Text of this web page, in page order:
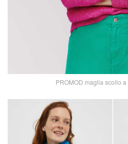
PROMOD maglia scollo